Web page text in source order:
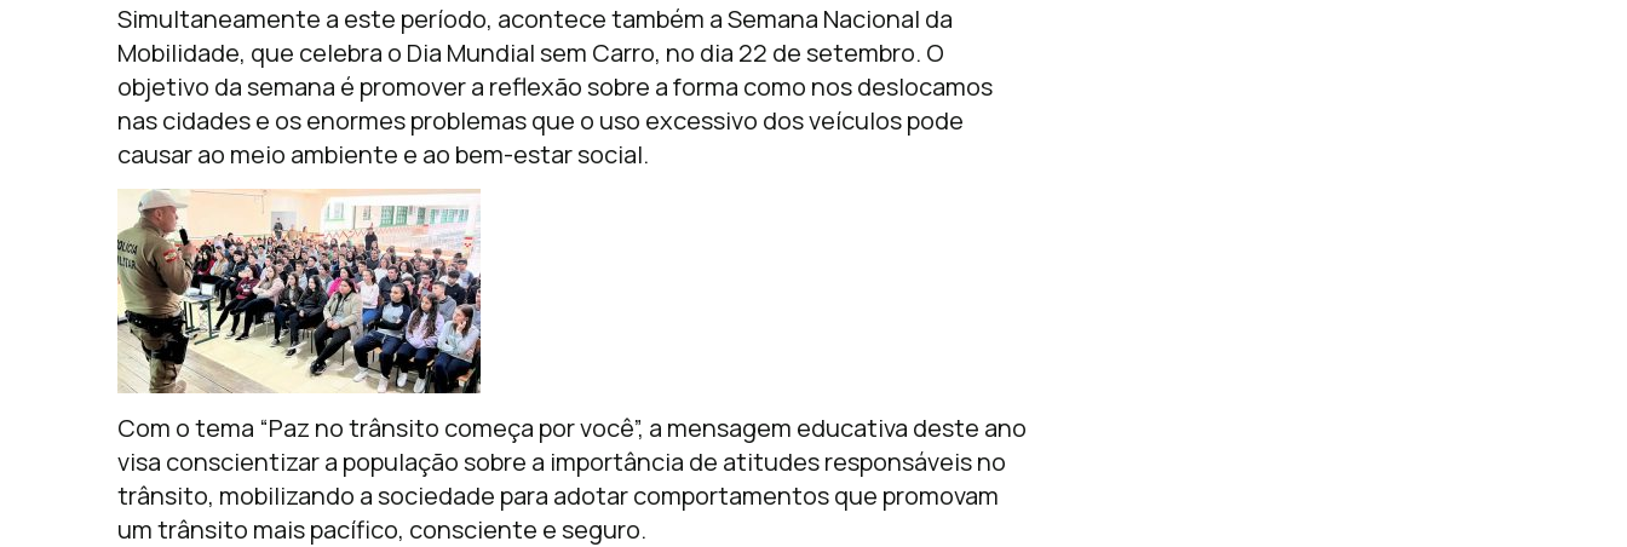
Simultaneamente a este período, acontece também a Semana Nacional da
Mobilidade, que celebra o Dia Mundial sem Carro, no dia 22 de setembro. O
objetivo da semana é promover a reflexão sobre a forma como nos deslocamos
nas cidades e os enormes problemas que o uso excessivo dos veículos pode
causar ao meio ambiente e ao bem-estar social.
Com o tema “Paz no trânsito começa por você”, a mensagem educativa deste ano
visa conscientizar a população sobre a importância de atitudes responsáveis no
trânsito, mobilizando a sociedade para adotar comportamentos que promovam
um trânsito mais pacífico, consciente e seguro.